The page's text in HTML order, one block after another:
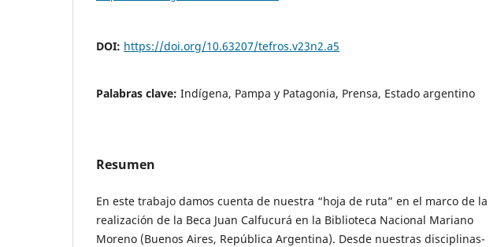
DOI: https://doi.org/10.63207/tefros.v23n2.a5
Palabras clave: Indígena, Pampa y Patagonia, Prensa, Estado argentino
Resumen
En este trabajo damos cuenta de nuestra “hoja de ruta” en el marco de la
realización de la Beca Juan Calfucurá en la Biblioteca Nacional Mariano
Moreno (Buenos Aires, República Argentina). Desde nuestras disciplinas-